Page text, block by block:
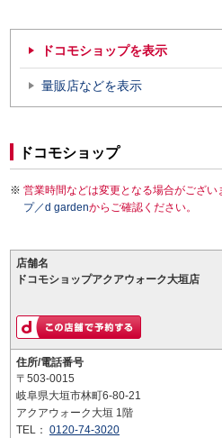
ドコモショップを表示
量販店などを表示
ドコモショップ
営業時間などは変更となる場合がござい
プ／d gardenからご確認ください。
店舗名
ドコモショップアクアウォーク大垣店
住所/電話番号
〒503-0015
岐阜県大垣市林町6-80-21
アクアウォーク大垣 1階
TEL： 0120-74-3020